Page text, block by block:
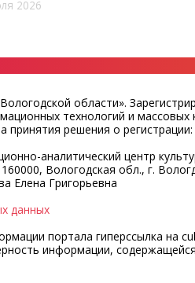
2026
области».
технологий и массовых
принятия решения о
аналитический центр
Вологодская обл., г.
Елена Григорьевна
данных
портала гиперссылка на
информации,